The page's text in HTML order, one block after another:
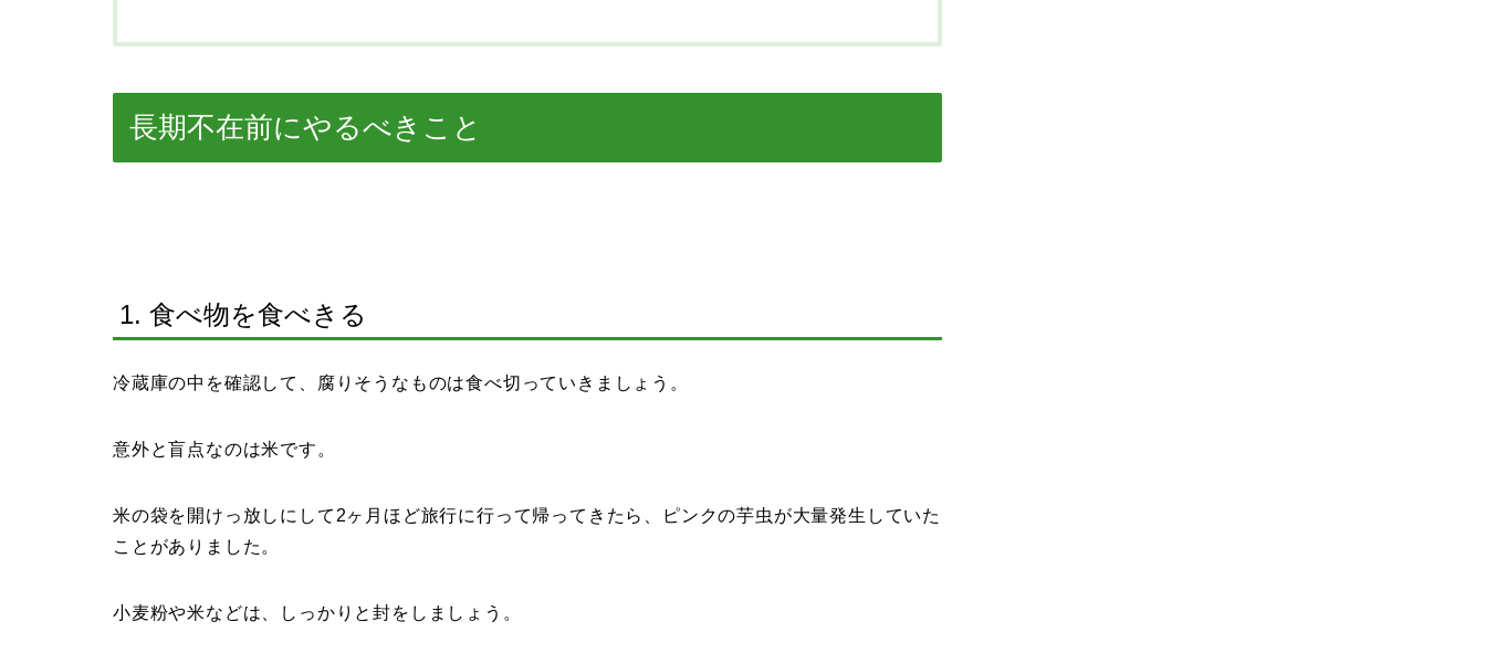
長期不在前にやるべきこと
1. 食べ物を食べきる
冷蔵庫の中を確認して、腐りそうなものは食べ切っていきましょう。
意外と盲点なのは米です。
米の袋を開けっ放しにして2ヶ月ほど旅行に行って帰ってきたら、ピンクの芋虫が大量発生していた
ことがありました。
小麦粉や米などは、しっかりと封をしましょう。